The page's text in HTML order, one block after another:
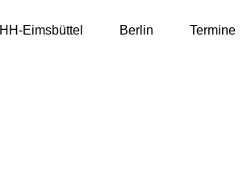
HH-Eimsbüttel Berlin Termine